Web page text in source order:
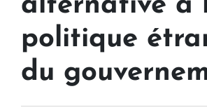
alternative à
politique
du